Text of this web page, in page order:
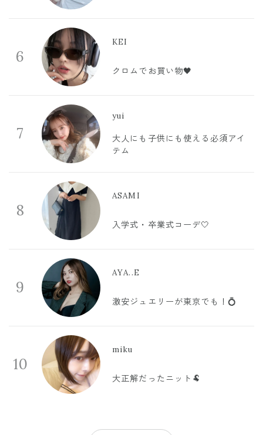
6
KEI
クロムでお買い物🖤
7
yui
大人にも子供にも使える必須アイ
テム
8
ASAMI
入学式・卒業式コーデ🤍
9
AYA..E
激安ジュエリーが東京でも！💍
10
miku
大正解だったニット🐏